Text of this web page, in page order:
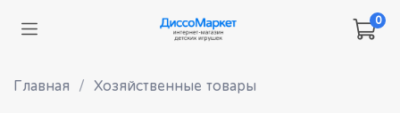
0
Главная Хозяйственные товары